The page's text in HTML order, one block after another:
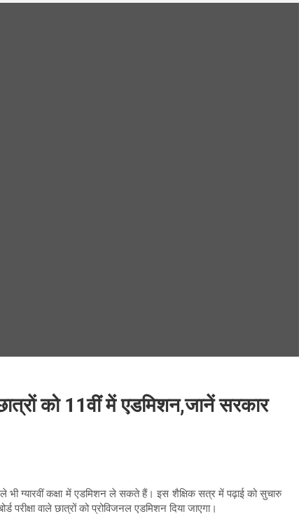
को 11वीं में एडमिशन,जानें सरकार
भी ग्यारवीं कक्षा में एडमिशन ले सकते हैं। इस शैक्षिक सत्र में पढ़ाई को सुचारु
वाले छात्रों को प्रोविजनल एडमिशन दिया जाएगा।